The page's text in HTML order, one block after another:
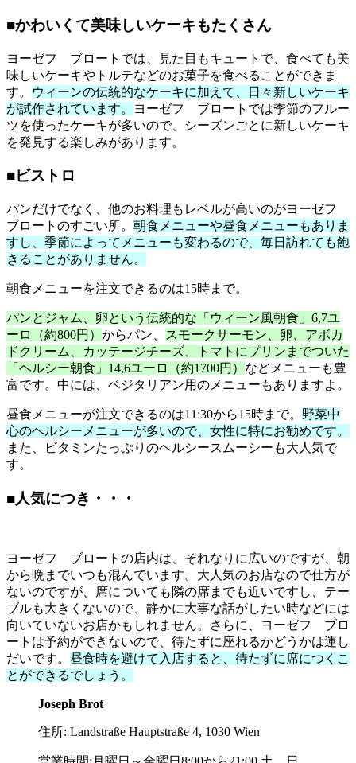
■かわいくて美味しいケーキもたくさん
ヨーゼフ ブロートでは、見た目もキュートで、食べても美
味しいケーキやトルテなどのお菓子を食べることができま
す。
ウィーンの伝統的なケーキに加えて、日々新しいケーキ
が試作されています。
ヨーゼフ ブロートでは季節のフルー
ツを使ったケーキが多いので、シーズンごとに新しいケーキ
を発見する楽しみがあります。
■ビストロ
パンだけでなく、他のお料理もレベルが高いのがヨーゼフ
ブロートのすごい所。 朝食メニューや昼食メニューもありま
すし、季節によってメニューも変わるので、毎日訪れても飽
きることがありません。
朝食メニューを注文できるのは15時まで。
パンとジャム、卵という伝統的な「ウィーン風朝食」6,7ユ
ーロ（約800円） からパン、
スモークサーモン、卵、アボカ
ドクリーム、カッテージチーズ、トマトにプリンまでついた
「ヘルシー朝食」14,6ユーロ（約1700円） などメニューも豊
富です。中には、ベジタリアン用のメニューもありますよ。
昼食メニューが注文できるのは11:30から15時まで。 野菜中
心のヘルシーメニューが多いので、女性に特にお勧めです。
また、ビタミンたっぷりのヘルシースムーシーも大人気で
す。
■人気につき・・・
ヨーゼフ ブロートの店内は、それなりに広いのですが、朝
から晩までいつも混んでいます。大人気のお店なので仕方が
ないのですが、席についても隣の席までも近いですし、テー
ブルも大きくないので、静かに大事な話がしたい時などには
向いていないお店かもしれません。さらに、ヨーゼフ ブロ
ートは予約ができないので、待たずに座れるかどうかは運し
だいです。 昼食時を避けて入店すると、待たずに席につくこ
とができるでしょう。
Joseph Brot
住所: Landstraße Hauptstraße 4, 1030 Wien